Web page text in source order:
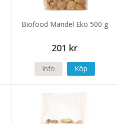
Biofood Mandel Eko 500 g
201 kr
Info Köp